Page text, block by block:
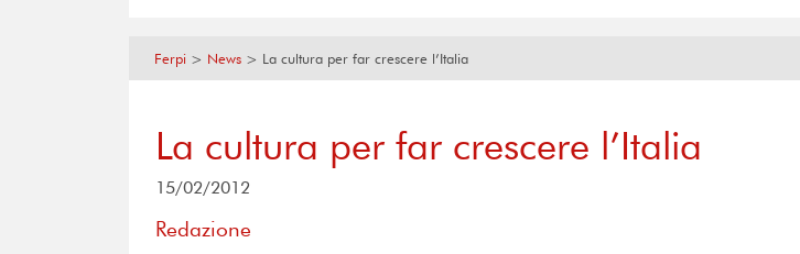
Ferpi > News > La cultura per far crescere l’Italia
La cultura per far crescere l’Italia
15/02/2012
Redazione